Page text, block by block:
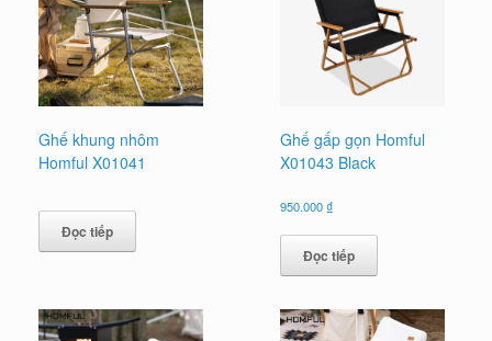
Ghế khung nhôm
Homful X01041
Đọc tiếp
Ghế gấp gọn Homful
X01043 Black
950.000₫
Đọc tiếp